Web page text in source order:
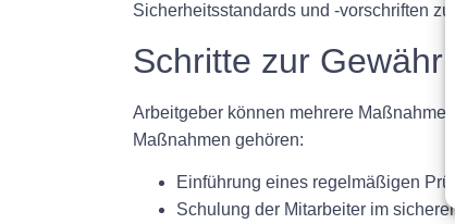
Sicherheitsstandards und -vorschriften
Schritte zur
Arbeitgeber können mehrere
Maßnahmen gehören:
Einführung eines regelmäßigen
Schulung der Mitarbeiter im